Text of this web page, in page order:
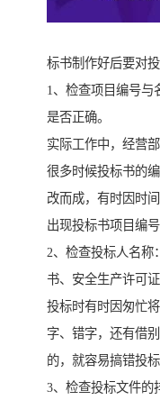
标书制作好后要对
1、检查项目编号与
是否正确。
实际工作中，经营
很多时候投标书的
改而成，有时因时
出现投标书项目编号
2、检查投标人名称
书、安全生产许可
投标时有时因匆忙
字、错字，还有借
的，就容易搞错投标
3、检查投标文件的